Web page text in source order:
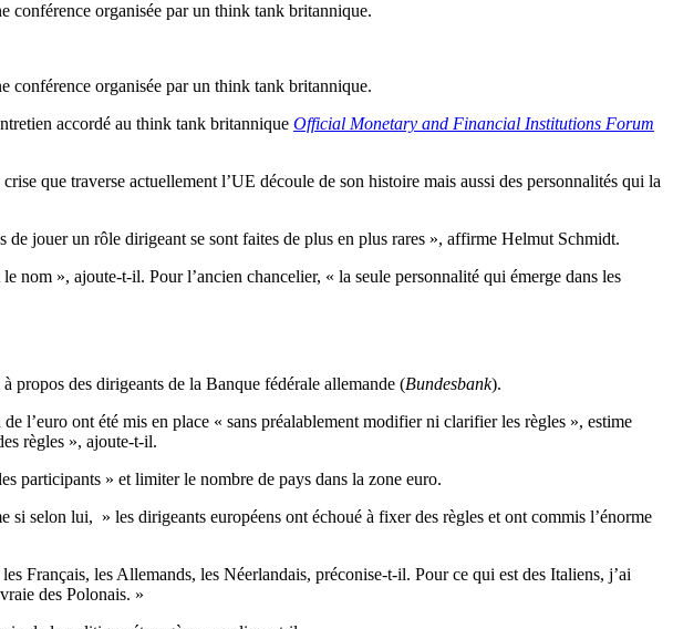
conférence organisée par un think tank britannique.
conférence organisée par un think tank britannique.
accordé au think tank britannique Official Monetary and Financial Institutions Forum
que traverse actuellement l’UE découle de son histoire mais aussi des personnalités qui la
de jouer un rôle dirigeant se sont faites de plus en plus rares », affirme Helmut Schmidt.
nom », ajoute-t-il. Pour l’ancien chancelier, « la seule personnalité qui émerge dans les
propos des dirigeants de la Banque fédérale allemande (Bundesbank).
l’euro ont été mis en place « sans préalablement modifier ni clarifier les règles », estime
règles », ajoute-t-il.
participants » et limiter le nombre de pays dans la zone euro.
si selon lui, » les dirigeants européens ont échoué à fixer des règles et ont commis l’énorme
Français, les Allemands, les Néerlandais, préconise-t-il. Pour ce qui est des Italiens, j’ai
des Polonais. »